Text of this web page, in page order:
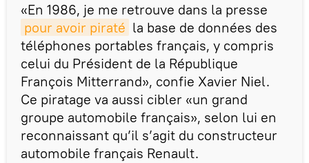
«En 1986, je me retrouve dans la presse
pour avoir piraté la base de données des
téléphones portables français, y compris
celui du Président de la République
François Mitterrand», confie Xavier Niel.
Ce piratage va aussi cibler «un grand
groupe automobile français», selon lui en
reconnaissant qu’il s’agit du constructeur
automobile français Renault.